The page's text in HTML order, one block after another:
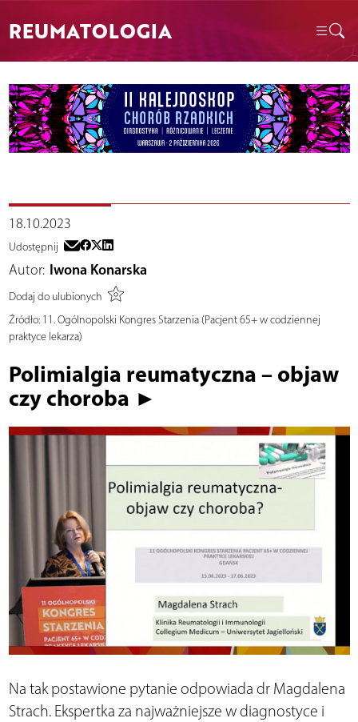
REUMATOLOGIA
18.10.2023
Udostępnij
Autor: Iwona Konarska
Dodaj do ulubionych
Źródło:11. Ogólnopolski Kongres Starzenia (Pacjent 65+ w codziennej
praktyce lekarza)
Polimialgia reumatyczna – objaw
czy choroba ►
Na tak postawione pytanie odpowiada dr Magdalena
Strach. Ekspertka za najważniejsze w diagnostyce i